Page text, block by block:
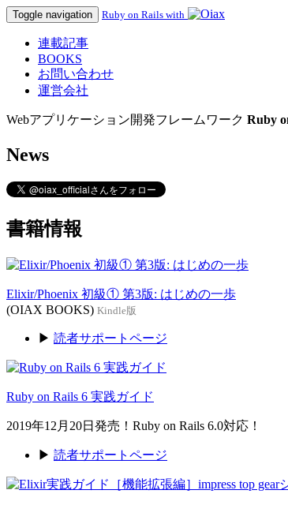
Toggle navigation Ruby on Rails with
連載記事
BOOKS
お問い合わせ
運営会社
Webアプリケーション開発フレームワーク Ruby
News
書籍情報
Elixir/Phoenix 初級① 第3版: はじめの一歩
(OIAX BOOKS) Kindle版
▶ 読者サポートページ
Ruby on Rails 6 実践ガイド
2019年12月20日発売！Ruby on Rails 6.0対応！
▶ 読者サポートページ